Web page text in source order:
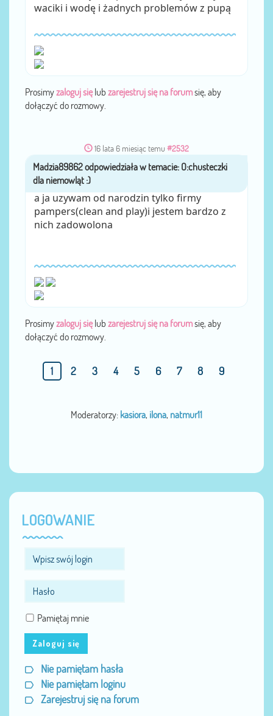
waciki i wodę i żadnych problemów z pupą
Prosimyzaloguj sięlub zarejestruj się na forumsię, aby
dołączyć do rozmowy.
16 lata 6 miesiąc temu #2532
przezMadzia89862
a ja uzywam od narodzin tylko firmy
pampers(clean and play)i jestem bardzo z
nich zadowolona
Prosimyzaloguj sięlub zarejestruj się na forumsię, aby
dołączyć do rozmowy.
1 2 3 4 5 6 7 8 9
Moderatorzy: kasiora, ilona, natmur11
LOGOWANIE
Pamiętaj mnie
Zaloguj się
Nie pamiętam hasła
Nie pamiętam loginu
Zarejestruj się na forum